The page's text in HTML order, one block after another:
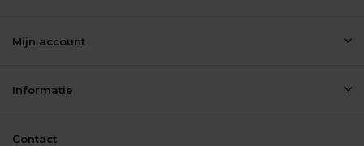
Mijn account
Informatie
Contact